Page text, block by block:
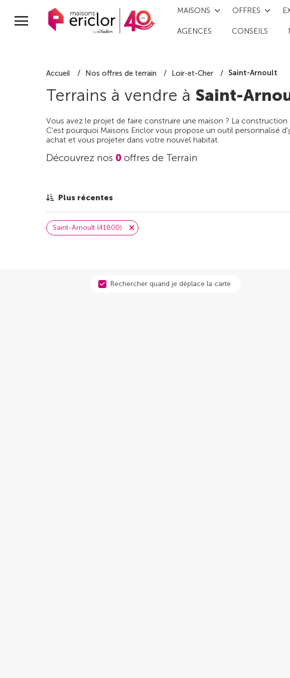
MAISONS OFFRES
AGENCES CONSEILS
Accueil Nos offres de terrain Loir-et-Cher Saint-Arnoult
Terrains à vendre à Saint-
Vous avez le projet de faire construire une maison ? La
C'est pourquoi Maisons Ericlor vous propose un outil personnalisé d'
achat et vous projeter dans votre nouvel habitat.
Découvrez nos 0 offres de Terrain
Plus récentes
Saint-Arnoult (41800)
Rechercher quand je déplace la carte